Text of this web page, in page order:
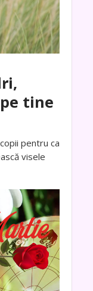
tine
pentru ca
visele